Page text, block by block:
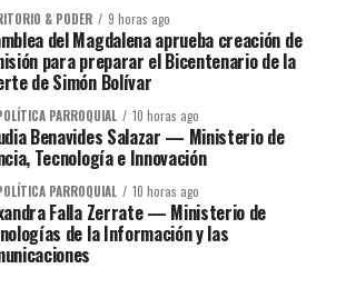
& PODER 9 horas ago
del Magdalena aprueba creación de
para preparar el Bicentenario de la
de Simón Bolívar
PARROQUIAL 10 horas ago
Benavides Salazar — Ministerio de
Tecnología e Innovación
PARROQUIAL 10 horas ago
Falla Zerrate — Ministerio de
de la Información y las